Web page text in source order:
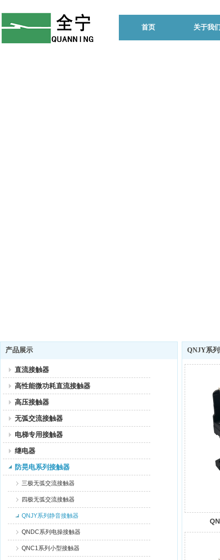
首页 关于我
产品展示
直流接触器
高性能微功耗直流接触器
高压接触器
无弧交流接触器
电梯专用接触器
继电器
防晃电系列接触器
三极无弧交流接触器
四极无弧交流接触器
QNJY系列静音接触器
QNDC系列电操接触器
QNC1系列小型接触器
QNJY系